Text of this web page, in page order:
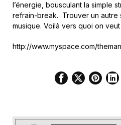
l’énergie, bousculant la simple
refrain-break. Trouver un autre
musique. Voilà vers quoi on veut
http://www.myspace.com/